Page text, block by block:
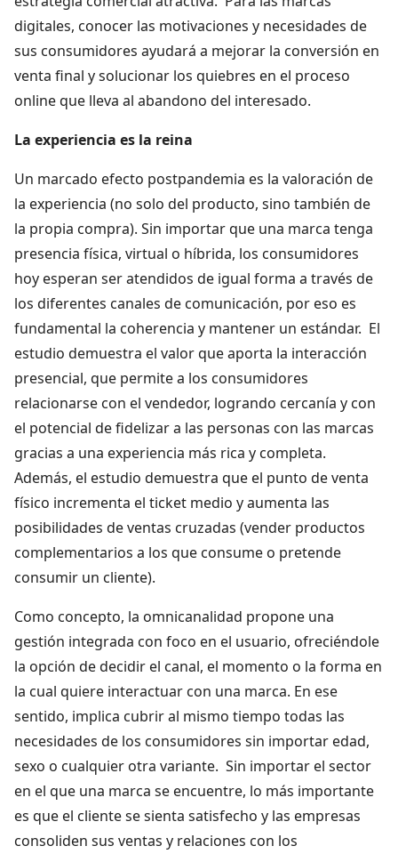
digitales, conocer las motivaciones y necesidades de
sus consumidores ayudará a mejorar la conversión en
venta final y solucionar los quiebres en el proceso
online que lleva al abandono del interesado.
La experiencia es la reina
Un marcado efecto postpandemia es la valoración de
la experiencia (no solo del producto, sino también de
la propia compra). Sin importar que una marca tenga
presencia física, virtual o híbrida, los consumidores
hoy esperan ser atendidos de igual forma a través de
los diferentes canales de comunicación, por eso es
fundamental la coherencia y mantener un estándar. El
estudio demuestra el valor que aporta la interacción
presencial, que permite a los consumidores
relacionarse con el vendedor, logrando cercanía y con
el potencial de fidelizar a las personas con las marcas
gracias a una experiencia más rica y completa.
Además, el estudio demuestra que el punto de venta
físico incrementa el ticket medio y aumenta las
posibilidades de ventas cruzadas (vender productos
complementarios a los que consume o pretende
consumir un cliente).
Como concepto, la omnicanalidad propone una
gestión integrada con foco en el usuario, ofreciéndole
la opción de decidir el canal, el momento o la forma en
la cual quiere interactuar con una marca. En ese
sentido, implica cubrir al mismo tiempo todas las
necesidades de los consumidores sin importar edad,
sexo o cualquier otra variante. Sin importar el sector
en el que una marca se encuentre, lo más importante
es que el cliente se sienta satisfecho y las empresas
consoliden sus ventas y relaciones con los